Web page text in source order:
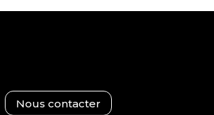
Nous contacter